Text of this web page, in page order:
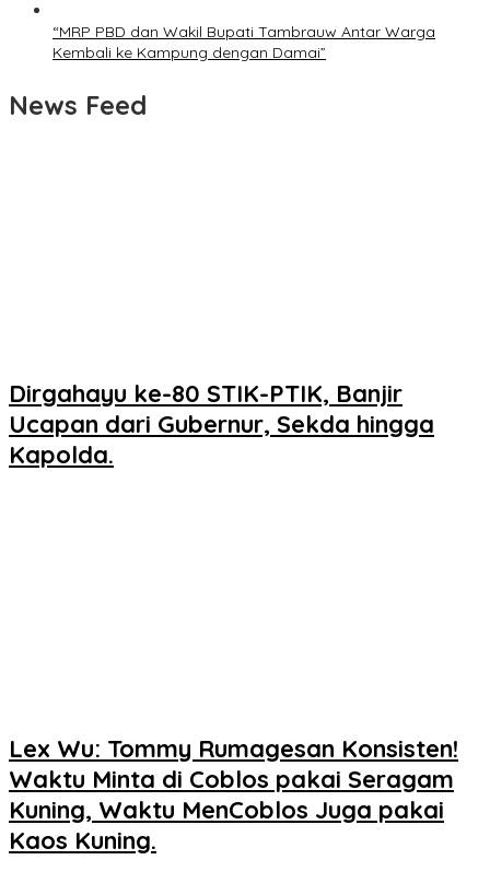
“MRP PBD dan Wakil Bupati Tambrauw Antar Warga
Kembali ke Kampung dengan Damai”
News Feed
Dirgahayu ke-80 STIK-PTIK, Banjir
Ucapan dari Gubernur, Sekda hingga
Kapolda.
Lex Wu: Tommy Rumagesan Konsisten!
Waktu Minta di Coblos pakai Seragam
Kuning, Waktu MenCoblos Juga pakai
Kaos Kuning.